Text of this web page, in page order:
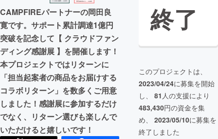
CAMPFIREパートナーの岡田良
寛です。サポート累計調達1億円
突破を記念して【 クラウドファン
ディング感謝展 】を開催します！
本プロジェクトではリターンに
「担当起案者の商品をお届けする
コラボリターン」を数多くご用意
しました！感謝展に参加するだけ
でなく、リターン選びも楽しんで
いただけると嬉しいです！
終了
このプロジェクトは、
2023/04/24に募集を開始
し、 81 人の支援により
483,430円の資金を集
め、 2023/05/10に募集を
終了しました